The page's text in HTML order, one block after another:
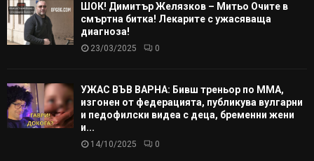
ШОК! Димитър Желязков – Митьо Очите в
смъртна битка! Лекарите с ужасяваща
диагноза!
23/03/2025 0
УЖАС ВЪВ ВАРНА: Бивш треньор по ММА,
изгонен от федерацията, публикува вулгарни
и педофилски видеа с деца, бременни жени
и...
14/10/2025 0